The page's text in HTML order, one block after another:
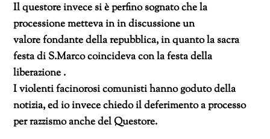
Il questore invece si è perfino sognato che la
processione metteva in in discussione un
valore fondante della repubblica, in quanto la sacra
festa di S.Marco coincideva con la festa della
liberazione .
I violenti facinorosi comunisti hanno goduto della
notizia, ed io invece chiedo il deferimento a processo
per razzismo anche del Questore.